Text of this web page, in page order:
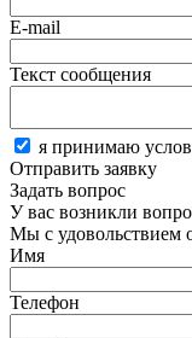
E-mail
Текст сообщения
я принимаю
Отправить заявку
Задать вопрос
У вас возникли
Мы с удовольствием
Имя
Телефон